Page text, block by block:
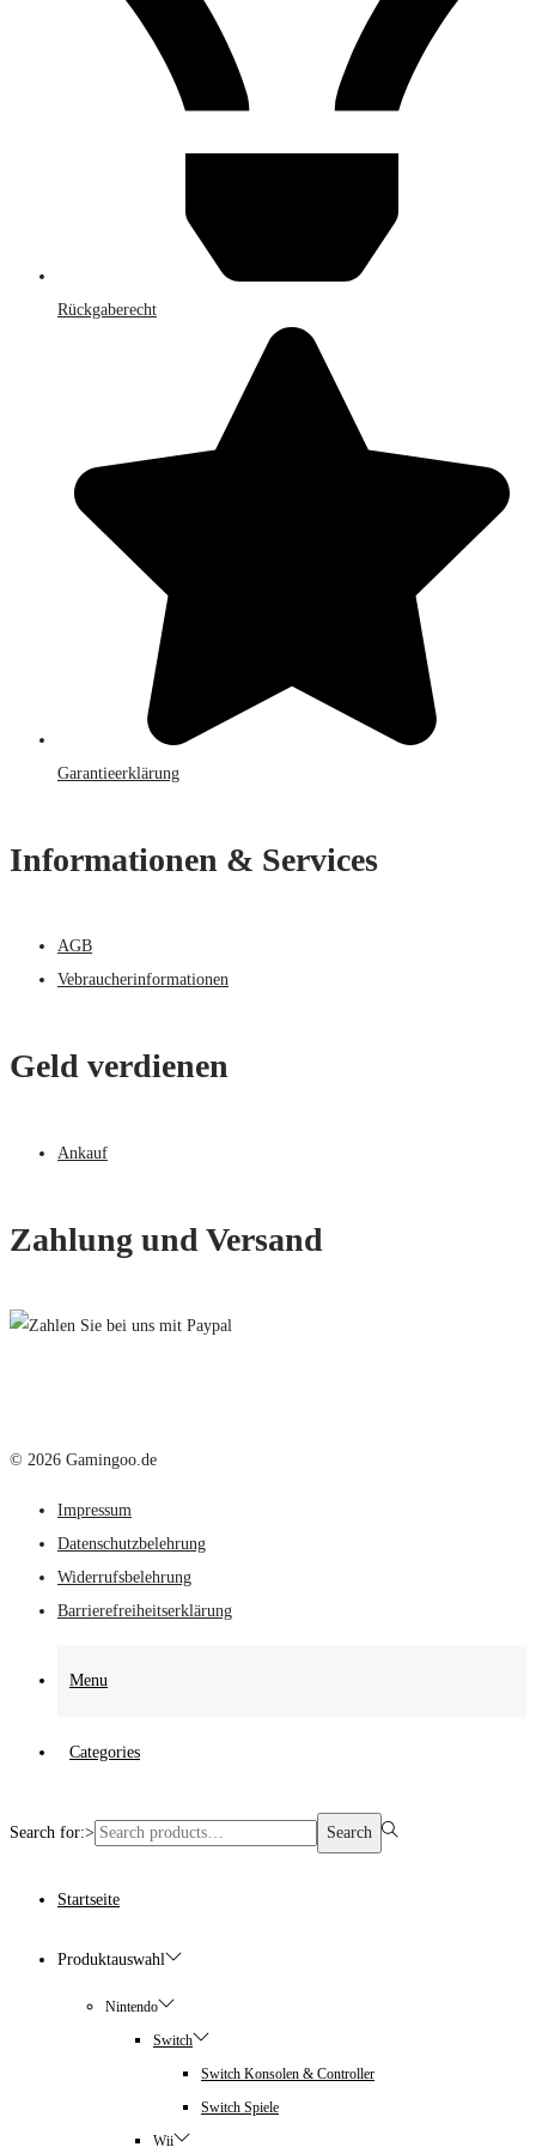
Rückgaberecht
Garantieerklärung
Informationen & Services
AGB
Vebraucherinformationen
Geld verdienen
Ankauf
Zahlung und Versand
© 2026 Gamingoo.de
Impressum
Datenschutzbelehrung
Widerrufsbelehrung
Barrierefreiheitserklärung
Menu
Categories
Search for:> Search
Startseite
Produktauswahl
Nintendo
Switch
Switch Konsolen & Controller
Switch Spiele
Wii